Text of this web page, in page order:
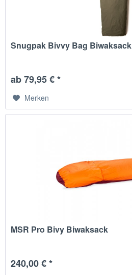
Snugpak Bivvy Bag Biwaksack
ab 79,95 € *
Merken
MSR Pro Bivy Biwaksack
240,00 € *